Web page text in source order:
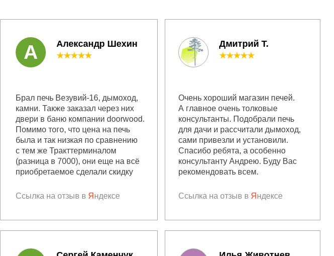
Александр Шехин
Ссылка на отзыв в Я ндексе
★★★★★
Брал печь Везувий-16, дымоход,
камни. Также заказал через них
двери в баню компании doorwood.
Помимо того, что цена на печь
была и так низкая по сравнению
с тем же Тракттерминалом
(разница в 7000), они еще на всё
приобретаемое сделали скидку
А Дмитрий Т.
Ссылка на отзыв в Я ндексе
★★★★★
Очень хороший магазин печей.
А главное очень толковые
консультанты. Подобрали печь
для дачи и рассчитали дымоход,
сами привезли и установили.
Спасибо ребята, а особенно
консультанту Андрею. Буду Вас
рекомендовать всем.